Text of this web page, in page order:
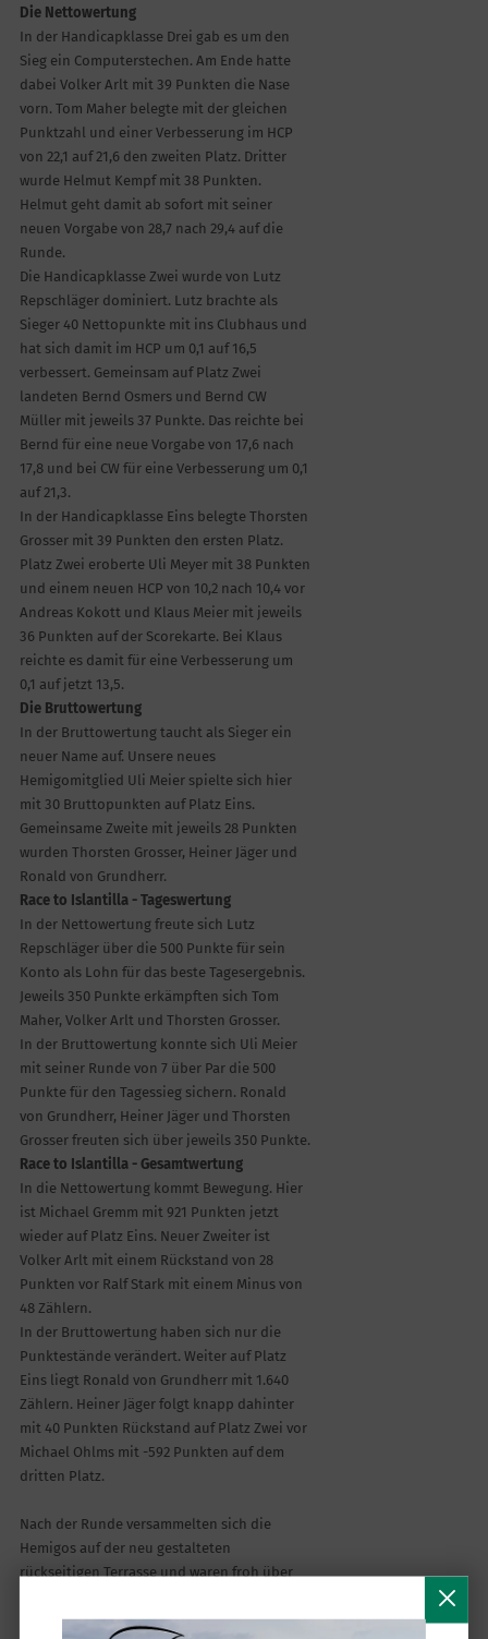
Die Nettowertung
In der Handicapklasse Drei gab es um den
Sieg ein Computerstechen. Am Ende hatte
dabei Volker Arlt mit 39 Punkten die Nase
vorn. Tom Maher belegte mit der gleichen
Punktzahl und einer Verbesserung im HCP
von 22,1 auf 21,6 den zweiten Platz. Dritter
wurde Helmut Kempf mit 38 Punkten.
Helmut geht damit ab sofort mit seiner
neuen Vorgabe von 28,7 nach 29,4 auf die
Runde.
Die Handicapklasse Zwei wurde von Lutz
Repschläger dominiert. Lutz brachte als
Sieger 40 Nettopunkte mit ins Clubhaus und
hat sich damit im HCP um 0,1 auf 16,5
verbessert. Gemeinsam auf Platz Zwei
landeten Bernd Osmers und Bernd CW
Müller mit jeweils 37 Punkte. Das reichte bei
Bernd für eine neue Vorgabe von 17,6 nach
17,8 und bei CW für eine Verbesserung um 0,1
auf 21,3.
In der Handicapklasse Eins belegte Thorsten
Grosser mit 39 Punkten den ersten Platz.
Platz Zwei eroberte Uli Meyer mit 38 Punkten
und einem neuen HCP von 10,2 nach 10,4 vor
Andreas Kokott und Klaus Meier mit jeweils
36 Punkten auf der Scorekarte. Bei Klaus
reichte es damit für eine Verbesserung um
0,1 auf jetzt 13,5.
Die Bruttowertung
In der Bruttowertung taucht als Sieger ein
neuer Name auf. Unsere neues
Hemigomitglied Uli Meier spielte sich hier
mit 30 Bruttopunkten auf Platz Eins.
Gemeinsame Zweite mit jeweils 28 Punkten
wurden Thorsten Grosser, Heiner Jäger und
Ronald von Grundherr.
Race to Islantilla - Tageswertung
In der Nettowertung freute sich Lutz
Repschläger über die 500 Punkte für sein
Konto als Lohn für das beste Tagesergebnis.
Jeweils 350 Punkte erkämpften sich Tom
Maher, Volker Arlt und Thorsten Grosser.
In der Bruttowertung konnte sich Uli Meier
mit seiner Runde von 7 über Par die 500
Punkte für den Tagessieg sichern. Ronald
von Grundherr, Heiner Jäger und Thorsten
Grosser freuten sich über jeweils 350 Punkte.
Race to Islantilla - Gesamtwertung
In die Nettowertung kommt Bewegung. Hier
ist Michael Gremm mit 921 Punkten jetzt
wieder auf Platz Eins. Neuer Zweiter ist
Volker Arlt mit einem Rückstand von 28
Punkten vor Ralf Stark mit einem Minus von
48 Zählern.
In der Bruttowertung haben sich nur die
Punktestände verändert. Weiter auf Platz
Eins liegt Ronald von Grundherr mit 1.640
Zählern. Heiner Jäger folgt knapp dahinter
mit 40 Punkten Rückstand auf Platz Zwei vor
Michael Ohlms mit -592 Punkten auf dem
dritten Platz.
Nach der Runde versammelten sich die
Hemigos auf der neu gestalteten
rückseitigen Terrasse und waren froh über
der Siegerehrung konnten die Sieger und